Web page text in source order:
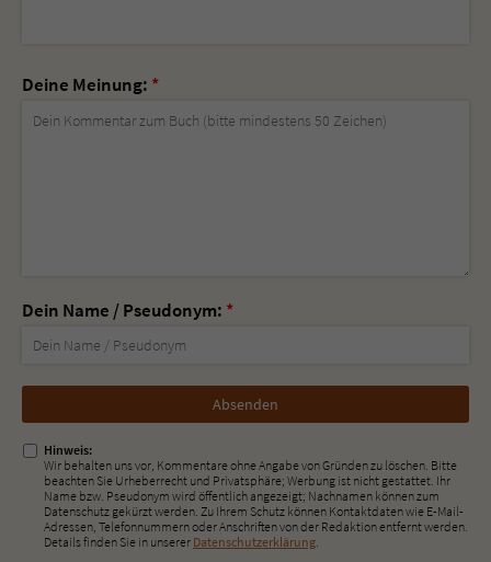
Deine Meinung: *
Dein Name / Pseudonym: *
Nicht
ausfüllen!
Hinweis:
Wir behalten uns vor, Kommentare ohne Angabe von Gründen zu löschen. Bitte
beachten Sie Urheberrecht und Privatsphäre; Werbung ist nicht gestattet. Ihr
Name bzw. Pseudonym wird öffentlich angezeigt; Nachnamen können zum
Datenschutz gekürzt werden. Zu Ihrem Schutz können Kontaktdaten wie E-Mail-
Adressen, Telefonnummern oder Anschriften von der Redaktion entfernt werden.
Details finden Sie in unserer Datenschutzerklärung